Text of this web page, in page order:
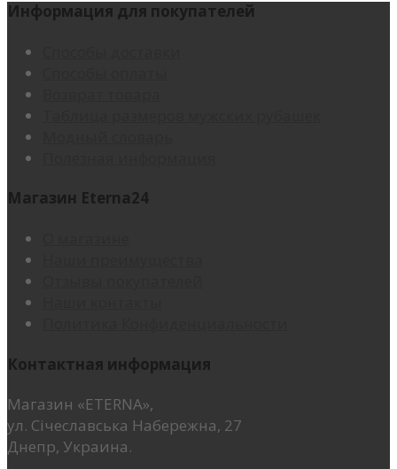
Информация для покупателей
Магазин Eterna24
Контактная информация
Магазин «ETERNA»,
ул. Січеславська Набережна, 27
Днепр, Украина.